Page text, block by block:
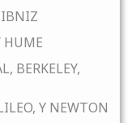
HUME
BERKELEY,
Y NEWTON